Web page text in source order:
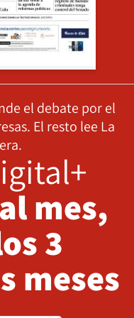
el debate por el
El resto lee La
mes,
3
meses